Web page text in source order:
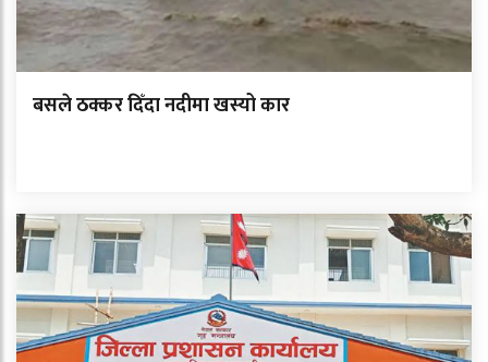
बसले ठक्कर दिँदा नदीमा खस्यो कार